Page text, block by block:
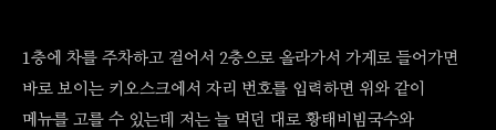
1층에 차를 주차하고 걸어서 2층으로 올라가서 가게로 들어가면
바로 보이는 키오스크에서 자리 번호를 입력하면 위와 같이
메뉴를 고를 수 있는데 저는 늘 먹던 대로 황태비빔국수와